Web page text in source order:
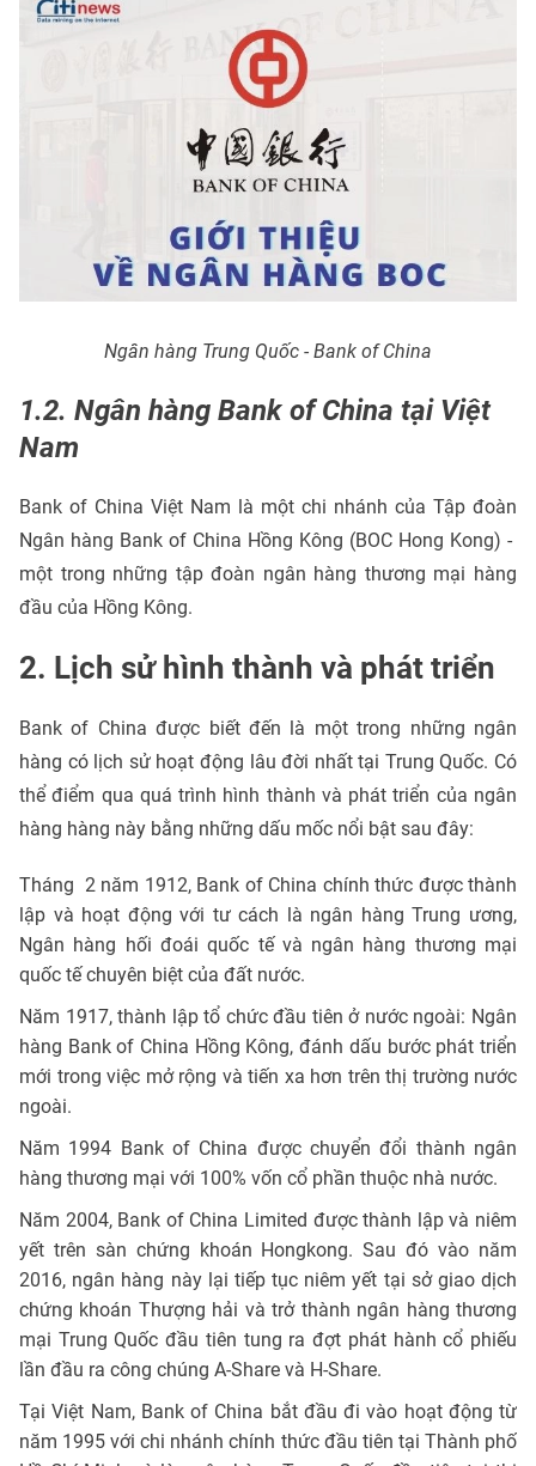
Ngân hàng Trung Quốc - Bank of China
1.2. Ngân hàng Bank of China tại Việt
Nam
Bank of China Việt Nam là một chi nhánh của Tập đoàn
Ngân hàng Bank of China Hồng Kông (BOC Hong Kong) -
một trong những tập đoàn ngân hàng thương mại hàng
đầu của Hồng Kông.
2. Lịch sử hình thành và phát triển
Bank of China được biết đến là một trong những ngân
hàng có lịch sử hoạt động lâu đời nhất tại Trung Quốc. Có
thể điểm qua quá trình hình thành và phát triển của ngân
hàng hàng này bằng những dấu mốc nổi bật sau đây:
Tháng 2 năm 1912, Bank of China chính thức được thành
lập và hoạt động với tư cách là ngân hàng Trung ương,
Ngân hàng hối đoái quốc tế và ngân hàng thương mại
quốc tế chuyên biệt của đất nước.
Năm 1917, thành lập tổ chức đầu tiên ở nước ngoài: Ngân
hàng Bank of China Hồng Kông, đánh dấu bước phát triển
mới trong việc mở rộng và tiến xa hơn trên thị trường nước
ngoài.
Năm 1994 Bank of China được chuyển đổi thành ngân
hàng thương mại với 100% vốn cổ phần thuộc nhà nước.
Năm 2004, Bank of China Limited được thành lập và niêm
yết trên sàn chứng khoán Hongkong. Sau đó vào năm
2016, ngân hàng này lại tiếp tục niêm yết tại sở giao dịch
chứng khoán Thượng hải và trở thành ngân hàng thương
mại Trung Quốc đầu tiên tung ra đợt phát hành cổ phiếu
lần đầu ra công chúng A-Share và H-Share.
Tại Việt Nam, Bank of China bắt đầu đi vào hoạt động từ
năm 1995 với chi nhánh chính thức đầu tiên tại Thành phố